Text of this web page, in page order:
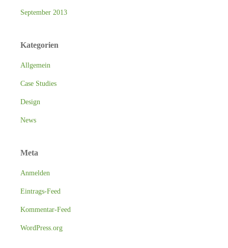
September 2013
Kategorien
Allgemein
Case Studies
Design
News
Meta
Anmelden
Eintrags-Feed
Kommentar-Feed
WordPress.org